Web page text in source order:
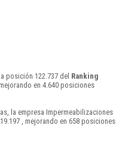
posición 122.737 del Ranking
en 4.640 posiciones
la empresa Impermeabilizaciones
, mejorando en 658 posiciones